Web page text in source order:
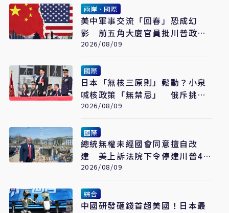
兩岸、國際
美中軍事交流「回春」恐成幻
影 前五角大廈官員批川普政府
宣傳大於實質
2026/08/09
國際
日本「無核三原則」鬆動？小泉
喊核政策「無禁忌」 俄斥挑
釁、北京早警戒
2026/08/09
國際
總統無權未經國會同意擅自改
建 美上訴法院下令停建川普4
億美元白宮宴會廳
2026/08/09
綜合
中國研發砸錢首超美國！日本最